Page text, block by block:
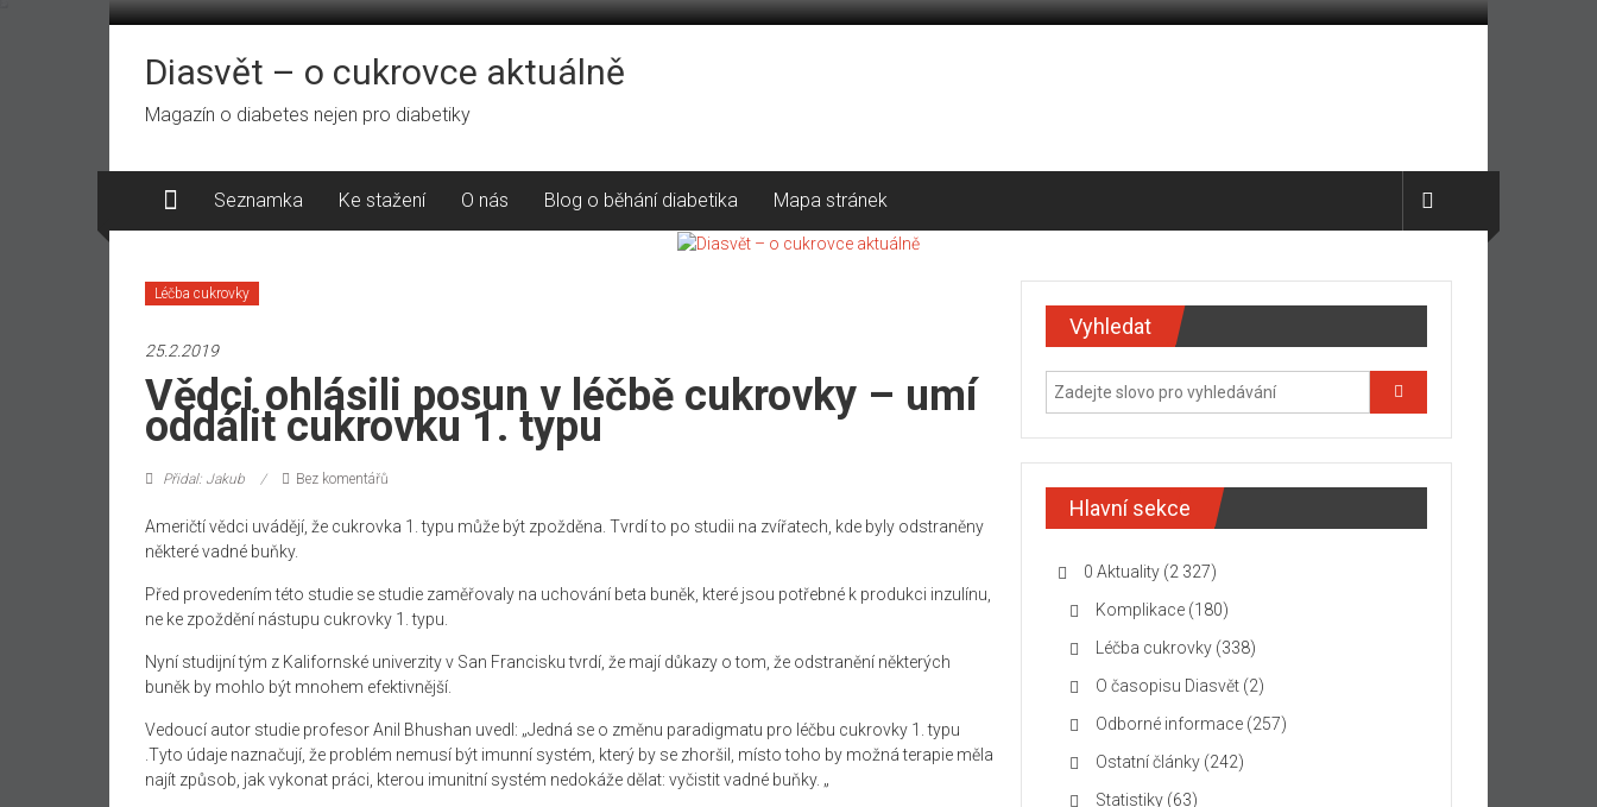
Přeskočit
obsahDiasvět – o cukrovce aktuálně
Magazín o diabetes nejen pro diabetiky
Seznamka Ke stažení O nás Blog o běhání diabetika Mapa stránek
Léčba cukrovky
25.2.2019
Vědci ohlásili posun v léčbě cukrovky – umí
oddálit cukrovku 1. typu
Přidal: Jakub Bez komentářů
Američtí vědci uvádějí, že cukrovka 1. typu může být zpožděna. Tvrdí to po studii na zvířatech, kde byly odstraněny
některé vadné buňky.
Před provedením této studie se studie zaměřovaly na uchování beta buněk, které jsou potřebné k produkci inzulínu,
ne ke zpoždění nástupu cukrovky 1. typu.
Nyní studijní tým z Kalifornské univerzity v San Francisku tvrdí, že mají důkazy o tom, že odstranění některých
buněk by mohlo být mnohem efektivnější.
Vedoucí autor studie profesor Anil Bhushan uvedl: „Jedná se o změnu paradigmatu pro léčbu cukrovky 1. typu
.Tyto údaje naznačují, že problém nemusí být imunní systém, který by se zhoršil, místo toho by možná terapie měla
najít způsob, jak vykonat práci, kterou imunitní systém nedokáže dělat: vyčistit vadné buňky. „
Vyhledat
Hlavní sekce
0 Aktuality (2 327)
Komplikace (180)
Léčba cukrovky (338)
O časopisu Diasvět (2)
Odborné informace (257)
Ostatní články (242)
Statistiky (63)